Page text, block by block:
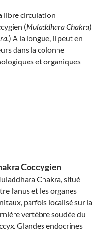
libre circulation
(Muladdhara Chakra)
) A la longue, il peut en
dans la colonne
et organiques
Coccygien
Chakra, situé
l’anus et les organes
parfois localisé sur la
vertèbre soudée du
Glandes endocrines